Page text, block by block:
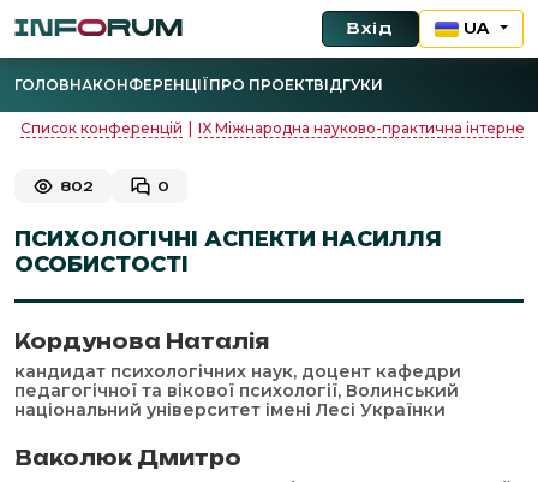
Вхід UA
ГОЛОВНАКОНФЕРЕНЦІЇПРО ПРОЕКТВІДГУКИ
Список конференцій IX Міжнародна науково-практична
802 0
ПСИХОЛОГІЧНІ АСПЕКТИ НАСИЛЛЯ
ОСОБИСТОСТІ
Кордунова Наталія
кандидат психологічних наук, доцент кафедри
педагогічної та вікової психології, Волинський
національний університет імені Лесі Українки
Ваколюк Дмитро